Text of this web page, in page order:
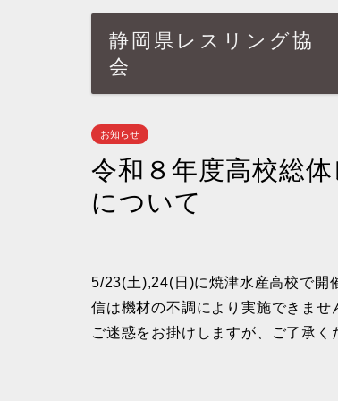
静岡県レスリング協
会
お知らせ
令和８年度高校総
について
5/23(土),24(日)に焼津水産高校で開
信は機材の不調により実施できませ
ご迷惑をお掛けしますが、ご了承く